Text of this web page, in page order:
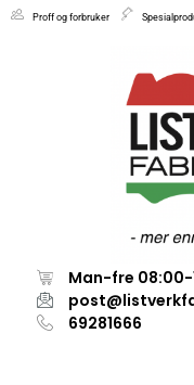
Proff og forbruker
Man-fre 08:00-
69281666